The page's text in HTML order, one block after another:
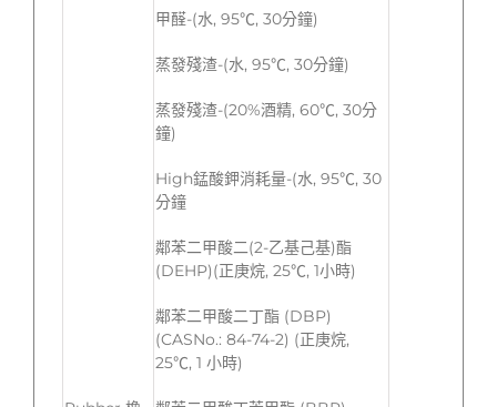
甲醛-(水, 95℃, 30分鐘)
蒸發殘渣-(水, 95℃, 30分鐘)
蒸發殘渣-(20%酒精, 60℃, 30分
鐘)
High錳酸鉀消耗量-(水, 95℃, 30
分鐘
鄰苯二甲酸二(2-乙基己基)酯
(DEHP)(正庚烷, 25℃, 1小時)
鄰苯二甲酸二丁酯 (DBP)
(CASNo.: 84-74-2) (正庚烷,
25℃, 1 小時)